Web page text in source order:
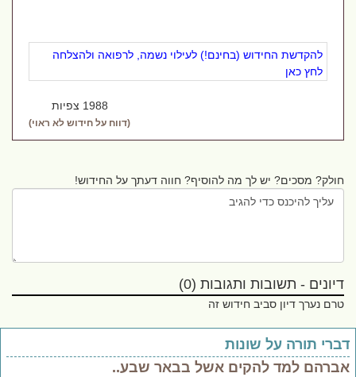
להקדשת החידוש (בחינם!) לעילוי נשמה, לרפואה ולהצלחה
לחץ כאן
1988 צפיות
(דווח על חידוש לא ראוי)
חולק? מסכים? יש לך מה להוסיף? חווה דעתך על החידוש!
דיונים - תשובות ותגובות (0)
טרם נערך דיון סביב חידוש זה
תורה על שונות
למד להקים אשל בבאר שבע..